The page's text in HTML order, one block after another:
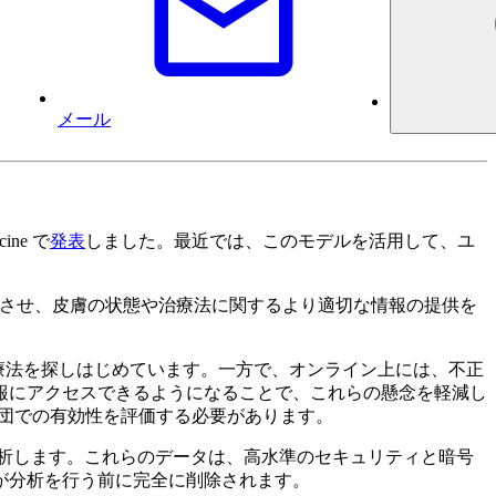
メール
で発表 しました。最近では、このモデルを活用して、ユ
せ、皮膚の状態や治療法に関するより適切な情報の提供を
を探しはじめています。一方で、オンライン上には、不正
アクセスできるようになることで、これらの懸念を軽減し
の有効性を評価する必要があります。
します。これらのデータは、高水準のセキュリティと暗号
析を行う前に完全に削除されます。